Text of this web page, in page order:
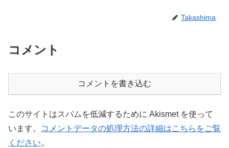
Takashima
コメント
コメントを書き込む
このサイトはスパムを低減するために Akismet を使って
います。
コメントデータの処理方法の詳細はこちらをご覧
ください。